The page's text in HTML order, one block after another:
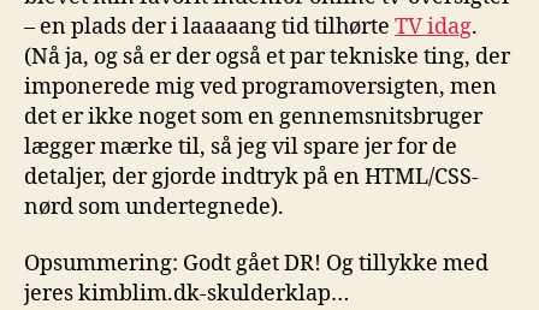
– en plads der i laaaaang tid tilhørte TV idag.
(Nå ja, og så er der også et par tekniske ting, der
imponerede mig ved programoversigten, men
det er ikke noget som en gennemsnitsbruger
lægger mærke til, så jeg vil spare jer for de
detaljer, der gjorde indtryk på en HTML/CSS-
nørd som undertegnede).
Opsummering: Godt gået DR! Og tillykke med
jeres kimblim.dk-skulderklap…